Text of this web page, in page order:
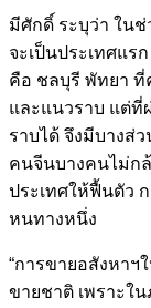
มีศักดิ์ ระบุว่า ใน
จะเป็นประเทศแร
คือ ชลบุรี พัทยา ที่
และแนวราบ แต่ที่
ราบได้ จึงมีบางส่
คนจีนบางคนไม่ก
ประเทศให้ฟื้นตัว
หนทางหนึ่ง
“การขายอสังหาฯ
ขายชาติ เพราะใ